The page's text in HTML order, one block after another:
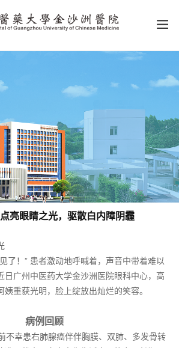
亮眼睛之光，驱散白内障阴霾
了！” 患者激动地呼喊着，声音中带着难以
日广州中医药大学金沙洲医院眼科中心，高
重获光明，脸上绽放出灿烂的笑容。
病例回顾
不幸患右肺腺癌伴伴胸膜、双肺、多发骨转